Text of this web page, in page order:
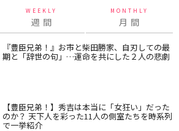
WEEKLY
週 間
MONTHLY
月 間
『豊臣兄弟！』お市と柴田勝家、自刃しての最
期と「辞世の句」…運命を共にした２人の悲劇
【豊臣兄弟！】秀吉は本当に「女狂い」だった
のか？ 天下人を彩った11人の側室たちを時系列
で一挙紹介